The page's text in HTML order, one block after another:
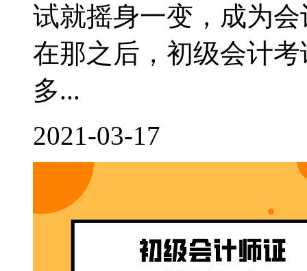
试就摇身一变，成为
在那之后，初级会计
多...
2021-03-17